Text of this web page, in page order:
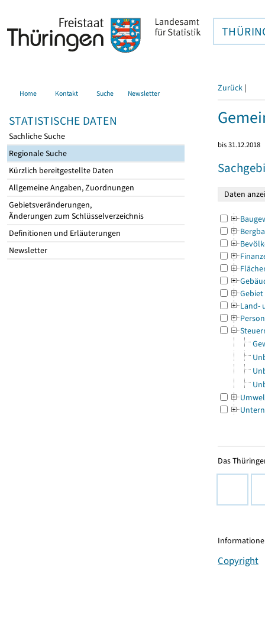
Home Kontakt Suche Newsletter
STATISTISCHE DATEN
Sachliche Suche
Regionale Suche
Kürzlich bereitgestellte Daten
Allgemeine Angaben, Zuordnungen
Gebietsveränderungen,
Änderungen zum Schlüsselverzeichnis
Definitionen und Erläuterungen
Newsletter
Zurück |
bis 31.12.2018
Gebiet
Land-
Das
Copyright